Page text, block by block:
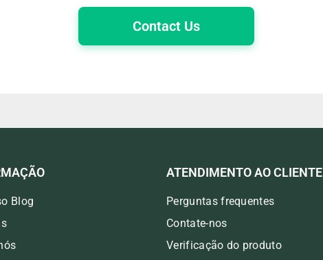
Contact Us
Blog
ATENDIMENTO AO CLIENTE
Perguntas frequentes
Contate-nos
Verificação do produto